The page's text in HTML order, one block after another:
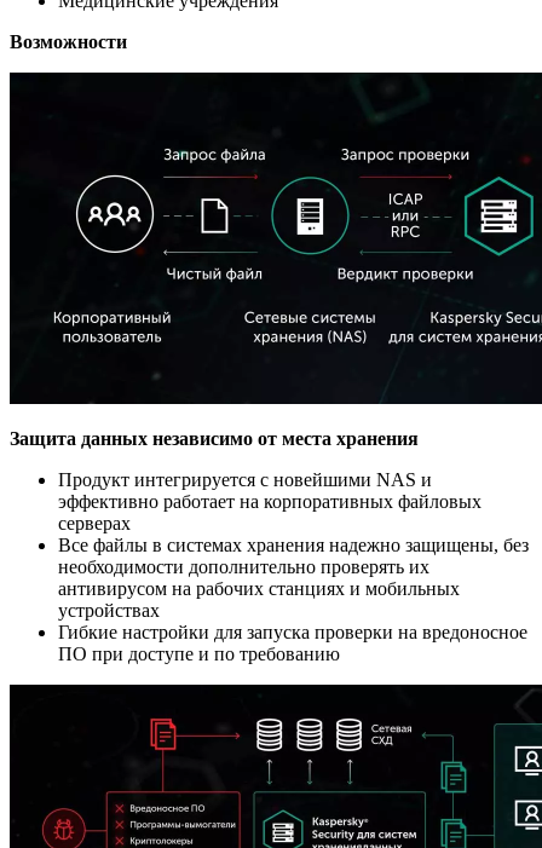
Возможности
Защита данных независимо от места хранения
Продукт интегрируется с новейшими NAS и
эффективно работает на корпоративных файловых
серверах
Все файлы в системах хранения надежно защищены, без
необходимости дополнительно проверять их
антивирусом на рабочих станциях и мобильных
устройствах
Гибкие настройки для запуска проверки на вредоносное
ПО при доступе и по требованию